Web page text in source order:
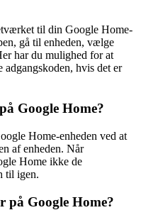
til din Google Home-
gå til enheden, vælge
har du mulighed for at
hvis det er
Google Home?
Home-enheden ved at
af enheden. Når
Home ikke de
til igen.
Google Home?